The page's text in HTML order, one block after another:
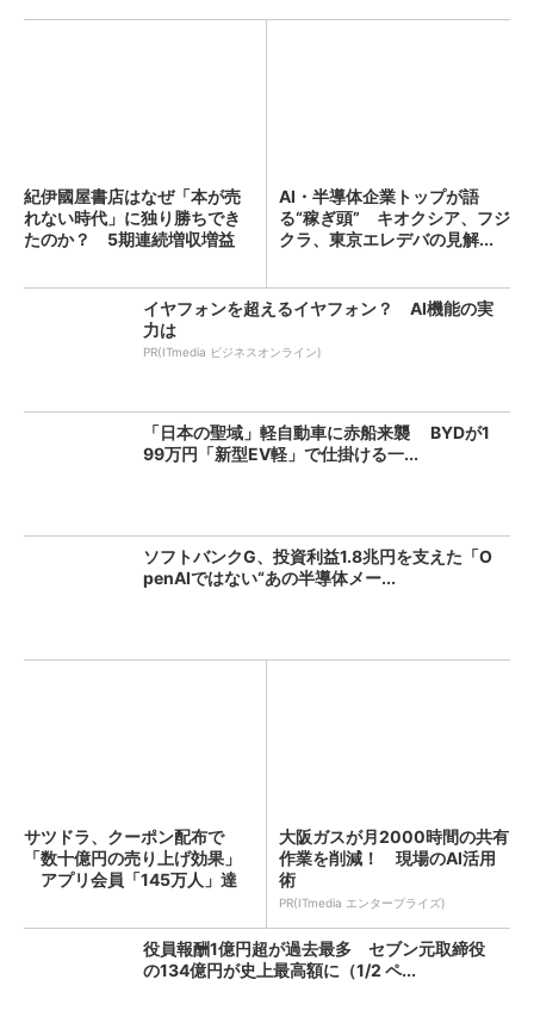
紀伊國屋書店はなぜ「本が売
れない時代」に独り勝ちでき
たのか？ 5期連続増収増益
AI・半導体企業トップが語
る“稼ぎ頭” キオクシア、フジ
クラ、東京エレデバの見解...
イヤフォンを超えるイヤフォン？ AI機能の実
力は
PR(ITmedia ビジネスオンライン)
「日本の聖域」軽自動車に赤船来襲 BYDが1
99万円「新型EV軽」で仕掛ける一...
ソフトバンクG、投資利益1.8兆円を支えた「O
penAIではない“あの半導体メー...
サツドラ、クーポン配布で
「数十億円の売り上げ効果」
アプリ会員「145万人」達
大阪ガスが月2000時間の共有
作業を削減！ 現場のAI活用
術
PR(ITmedia エンタープライズ)
役員報酬1億円超が過去最多 セブン元取締役
の134億円が史上最高額に（1/2 ペ...